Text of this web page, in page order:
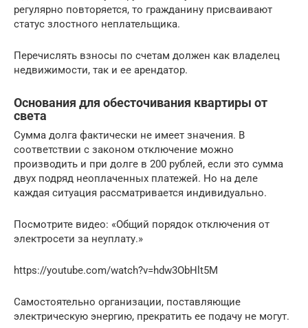
регулярно повторяется, то гражданину присваивают
статус злостного неплательщика.
Перечислять взносы по счетам должен как владелец
недвижимости, так и ее арендатор.
Основания для обесточивания квартиры от
света
Сумма долга фактически не имеет значения. В
соответствии с законом отключение можно
производить и при долге в 200 рублей, если это сумма
двух подряд неоплаченных платежей. Но на деле
каждая ситуация рассматривается индивидуально.
Посмотрите видео: «Общий порядок отключения от
электросети за неуплату.»
https://youtube.com/watch?v=hdw3ObHlt5M
Самостоятельно организации, поставляющие
электрическую энергию, прекратить ее подачу не могут.